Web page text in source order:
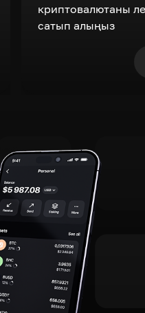
криптовалютаны
сатып алыңыз